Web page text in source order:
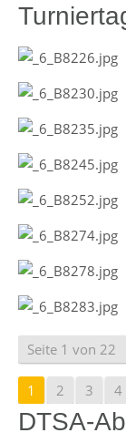
Seite 1 von 22
1 2 3 4
DTSA-